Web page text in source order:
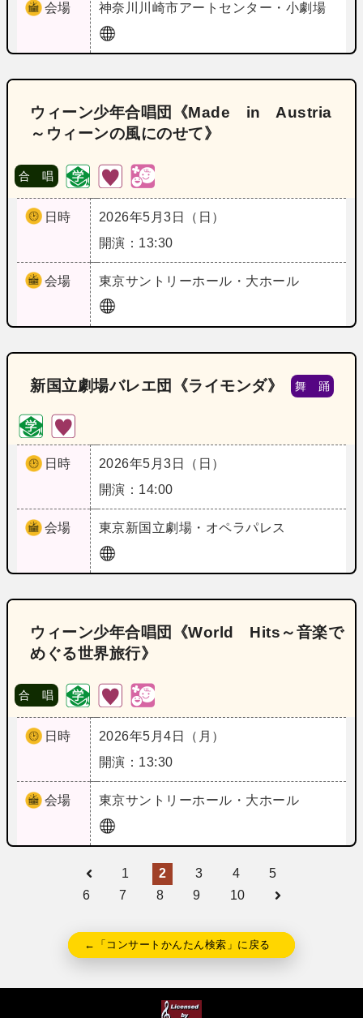
会場 神奈川 川崎市アートセンター・小劇場
ウィーン少年合唱団《Made in Austria
～ウィーンの風にのせて》
合 唱
日時
2026年5月3日（日）
開演：13:30
会場 東京サントリーホール・大ホール
新国立劇場バレエ団《ライモンダ》 舞 踊
日時
2026年5月3日（日）
開演：14:00
会場 東京新国立劇場・オペラパレス
ウィーン少年合唱団《World Hits～音楽で
めぐる世界旅行》
合 唱
日時
2026年5月4日（月）
開演：13:30
会場 東京サントリーホール・大ホール
1 2 3 4
5
6
7 8 9 10
←「コンサートかんたん検索」に戻る